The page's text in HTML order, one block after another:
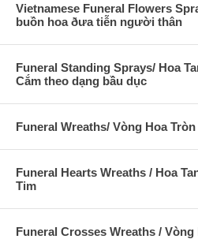
Vietnamese Funeral Flowers
buồn hoa ðưa tiễn người thân
Funeral Standing Sprays/ Hoa
Cắm theo dạng bầu dục
Funeral Wreaths/ Vòng Hoa Tròn
Funeral Hearts Wreaths / Hoa
Tim
Funeral Crosses Wreaths / Vòng